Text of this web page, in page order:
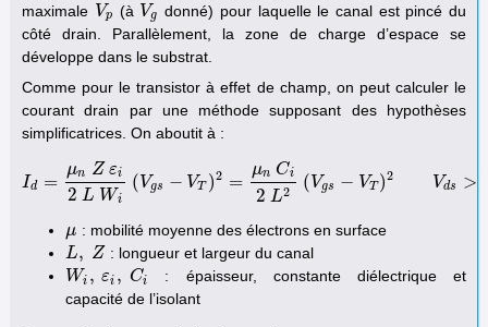
maximale Vp
Vp (à Vg
Vg donné) pour laquelle le canal est pincé du
côté drain. Parallèlement, la zone de charge d’espace se
développe dans le substrat.
Comme pour le transistor à effet de champ, on peut calculer le
courant drain par une méthode supposant des hypothèses
simplificatrices. On aboutit à :
Id =
μn Z εi
2 L Wi
(Vgs − VT )2 =
μn Ci
2 L2 (Vgs − VT )2 Vds >
Id=μn Z εi2 L W i (Vgs −V T)2=μn C i2 L 2 ( Vgs−V ds> Vpi
μ
μ : mobilité moyenne des électrons en surface
L, Z
L,
: longueur et largeur du canal
Wi , εi , Ci
Wi, ε , C
: épaisseur, constante diélectrique et
capacité de l’isolant